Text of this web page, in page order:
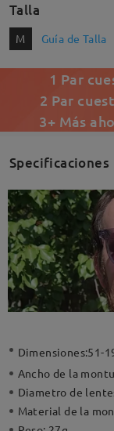
Talla
M Guía de Talla
1 Par
2 Par
3+ Más
Specificaciones
Dimensiones:51-
Ancho de la
Diametro de
Material de la